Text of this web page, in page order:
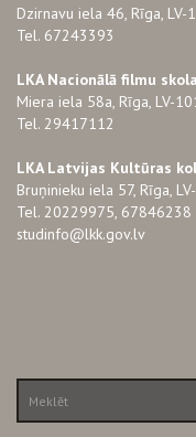
Dzirnavu iela 46, Rīga, LV-
Tel. 67243393
LKA Nacionālā filmu skola
Miera iela 58a, Rīga, LV-
Tel. 29417112
LKA Latvijas Kultūras
Bruņinieku iela 57, Rīga,
Tel. 20229975, 67846238
studinfo@lkk.gov.lv